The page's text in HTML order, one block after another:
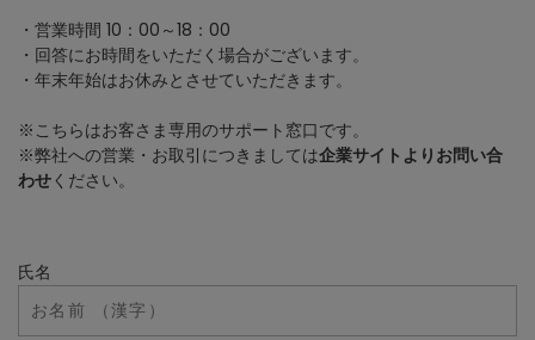
・営業時間 10：00～18：00
・回答にお時間をいただく場合がございます。
・年末年始はお休みとさせていただきます。
※こちらはお客さま専用のサポート窓口です。
※弊社への営業・お取引につきましては企業サイトよりお問い合
わせください。
氏名